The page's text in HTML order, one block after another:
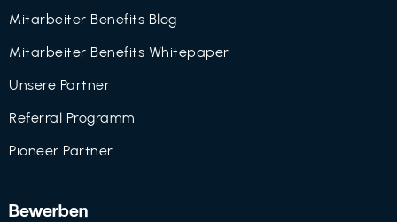
Mitarbeiter Benefits Blog
Mitarbeiter Benefits Whitepaper
Unsere Partner
Referral Programm
Pioneer Partner
Bewerben